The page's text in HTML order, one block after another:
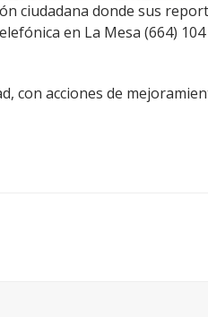
ciudadana donde sus
en La Mesa (664)
con acciones de